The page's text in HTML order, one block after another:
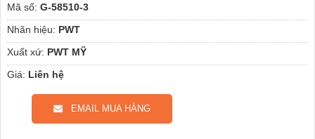
Mã số: G-58510-3
Nhãn hiệu: PWT
Xuất xứ: PWT MỸ
Giá: Liên hệ
EMAIL MUA HÀNG